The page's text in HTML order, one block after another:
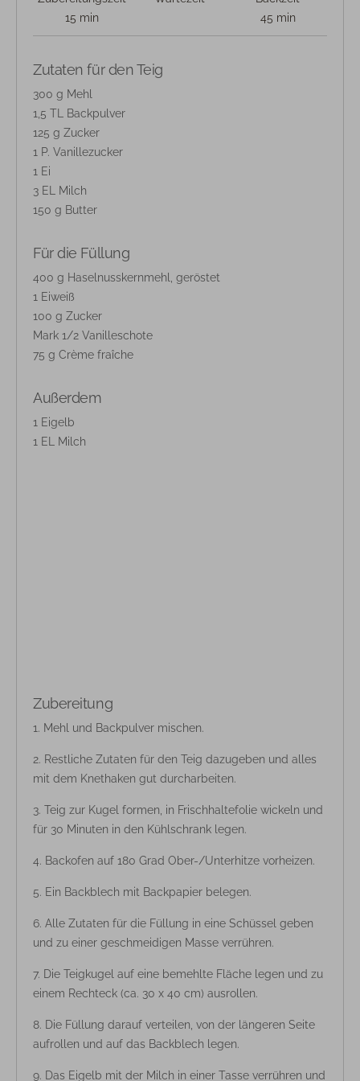
15 min
45 min
Zutaten für den Teig
300 g Mehl
1,5 TL Backpulver
125 g Zucker
1 P. Vanillezucker
1 Ei
3 EL Milch
150 g Butter
Für die Füllung
400 g Haselnusskernmehl, geröstet
1 Eiweiß
100 g Zucker
Mark 1/2 Vanilleschote
75 g Crème fraîche
Außerdem
1 Eigelb
1 EL Milch
Zubereitung
Mehl und Backpulver mischen.
Restliche Zutaten für den Teig dazugeben und alles
mit dem Knethaken gut durcharbeiten.
Teig zur Kugel formen, in Frischhaltefolie wickeln und
für 30 Minuten in den Kühlschrank legen.
Backofen auf 180 Grad Ober-/Unterhitze vorheizen.
Ein Backblech mit Backpapier belegen.
Alle Zutaten für die Füllung in eine Schüssel geben
und zu einer geschmeidigen Masse verrühren.
Die Teigkugel auf eine bemehlte Fläche legen und zu
einem Rechteck (ca. 30 x 40 cm) ausrollen.
Die Füllung darauf verteilen, von der längeren Seite
aufrollen und auf das Backblech legen.
Das Eigelb mit der Milch in einer Tasse verrühren und